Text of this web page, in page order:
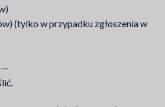
(tylko w przypadku zgłoszenia w